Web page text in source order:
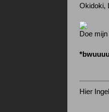
Okidoki,
Doe
Hier